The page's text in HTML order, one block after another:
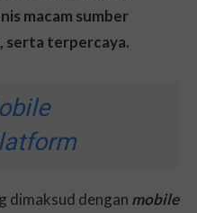
macam sumber
serta terpercaya.
dimaksud dengan mobile